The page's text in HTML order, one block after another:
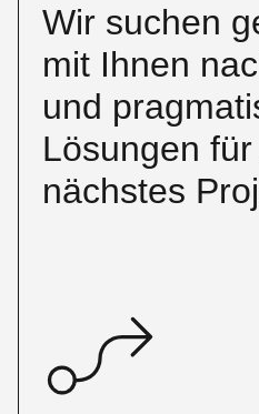
Wir suchen
mit Ihnen
und
Lösungen
nächstes